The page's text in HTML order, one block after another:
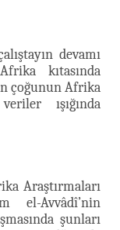
devamı
kıtasında
çoğunun Afrika
ışığında
Araştırmaları
el-Avvâdî’nin
şunları